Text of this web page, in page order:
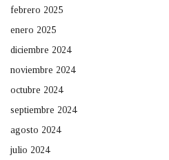
febrero 2025
enero 2025
diciembre 2024
noviembre 2024
octubre 2024
septiembre 2024
agosto 2024
julio 2024